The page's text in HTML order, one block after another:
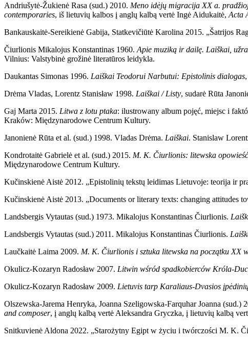
Andriušytė-Žukienė Rasa (sud.) 2010. Meno idėjų migracija XX a.
contemporaries, iš lietuvių kalbos į anglų kalbą vertė Ingė Aidukaitė, Acta
Bankauskaitė-Sereikienė Gabija, Statkevičiūtė Karolina 2015. „Šatrijos
Čiurlionis Mikalojus Konstantinas 1960. Apie muziką ir dailę. Laiškai,
Vilnius: Valstybinė grožinė literatūros leidykla.
Daukantas Simonas 1996. Laiškai Teodorui Narbutui: Epistolinis dialogas
Drėma Vladas, Lorentz Stanisław 1998. Laiškai / Listy, sudarė Rūta
Gaj Marta 2015. Litwa z lotu ptaka: ilustrowany album pojęć, miejsc i
Kraków: Międzynarodowe Centrum Kultury.
Janonienė Rūta et al. (sud.) 1998. Vladas Drėma. Laiškai. Stanislaw
Kondrotaitė Gabrielė et al. (sud.) 2015. M. K. Čiurlionis: litewska opowieść
Międzynarodowe Centrum Kultury.
Kučinskienė Aistė 2012. „Epistolinių tekstų leidimas Lietuvoje: teorija ir
Kučinskienė Aistė 2013. „Documents or literary texts: changing attitudes
Landsbergis Vytautas (sud.) 1973. Mikalojus Konstantinas Čiurlionis.
Landsbergis Vytautas (sud.) 2011. Mikalojus Konstantinas Čiurlionis.
Laučkaitė Laima 2009. M. K. Čiurlionis i sztuka litewska na początku XX
Okulicz-Kozaryn Radosław 2007. Litwin wśród spadkobierców Króla-
Okulicz-Kozaryn Radosław 2009. Lietuvis tarp Karaliaus-Dvasios
Olszewska-Jarema Henryka, Joanna Szeligowska-Farquhar Joanna (sud.)
and composer, į anglų kalbą vertė Aleksandra Gryczka, į lietuvių kalbą
Snitkuvienė Aldona 2022. „Starożytny Egipt w życiu i twórczości M. K.